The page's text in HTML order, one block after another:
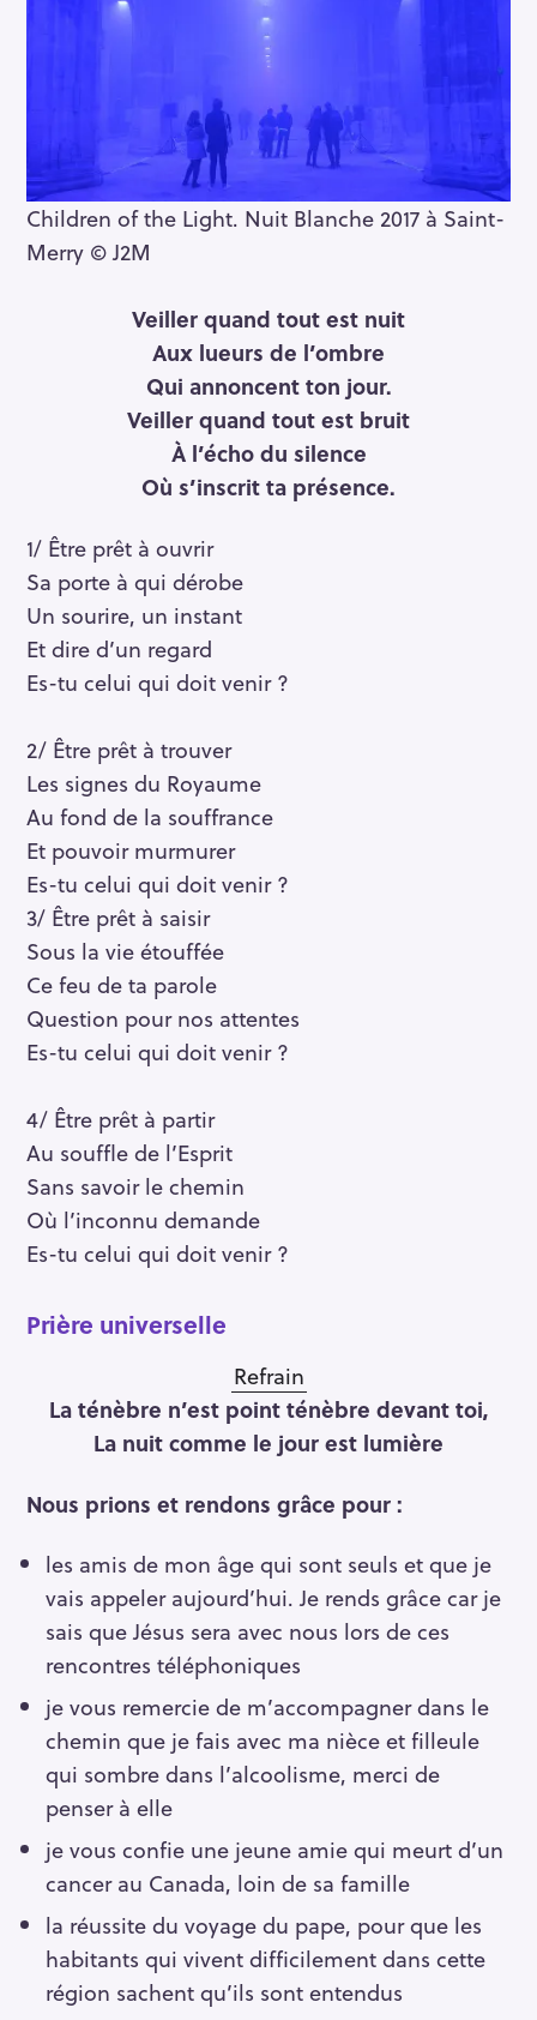
Children of the Light. Nuit Blanche 2017 à Saint-
Merry © J2M
Veiller quand tout est nuit
Aux lueurs de l’ombre
Qui annoncent ton jour.
Veiller quand tout est bruit
À l’écho du silence
Où s’inscrit ta présence.
1/ Être prêt à ouvrir
Sa porte à qui dérobe
Un sourire, un instant
Et dire d’un regard
Es-tu celui qui doit venir ?
2/ Être prêt à trouver
Les signes du Royaume
Au fond de la souffrance
Et pouvoir murmurer
Es-tu celui qui doit venir ?
3/ Être prêt à saisir
Sous la vie étouffée
Ce feu de ta parole
Question pour nos attentes
Es-tu celui qui doit venir ?
4/ Être prêt à partir
Au souffle de l’Esprit
Sans savoir le chemin
Où l’inconnu demande
Es-tu celui qui doit venir ?
Prière universelle
Refrain
La ténèbre n’est point ténèbre devant toi,
La nuit comme le jour est lumière
Nous prions et rendons grâce pour :
les amis de mon âge qui sont seuls et que je
vais appeler aujourd’hui. Je rends grâce car je
sais que Jésus sera avec nous lors de ces
rencontres téléphoniques
je vous remercie de m’accompagner dans le
chemin que je fais avec ma nièce et filleule
qui sombre dans l’alcoolisme, merci de
penser à elle
je vous confie une jeune amie qui meurt d’un
cancer au Canada, loin de sa famille
la réussite du voyage du pape, pour que les
habitants qui vivent difficilement dans cette
région sachent qu’ils sont entendus